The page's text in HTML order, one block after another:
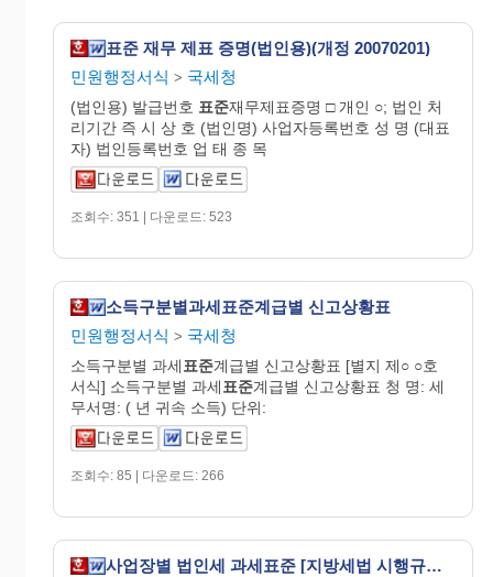
표준 재무 제표 증명(법인용)(개정 20070201)
민원행정서식 > 국세청
(법인용) 발급번호 표준재무제표증명 □ 개인 ○; 법인 처
리기간 즉 시 상 호 (법인명) 사업자등록번호 성 명 (대표
자) 법인등록번호 업 태 종 목
조회수: 351 | 다운로드: 523
소득구분별과세표준계급별 신고상황표
민원행정서식 > 국세청
소득구분별 과세 표준계급별 신고상황표 [별지 제○ ○호
서식] 소득구분별 과세 표준계급별 신고상황표 청 명: 세
무서명: ( 년 귀속 소득) 단위:
조회수: 85 | 다운로드: 266
사업장별 법인세 과세표준 [지방세법 시행규칙 서식48의2]